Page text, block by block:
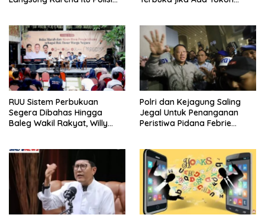
RUU Sistem Perbukuan
Segera Dibahas Hingga
Baleg Wakil Rakyat, Willy
Polri dan Kejagung Saling
Jegal Untuk Penanganan
Peristiwa Pidana Febrie